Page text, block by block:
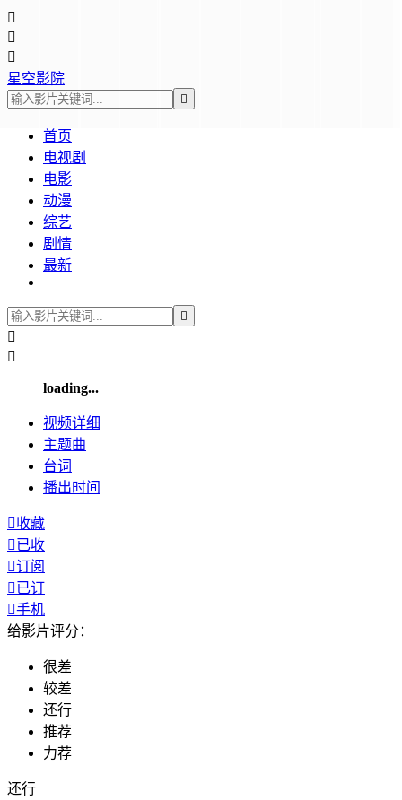



星空影院

首页
电视剧
电影
动漫
综艺
剧情
最新



loading...
视频详细
主题曲
台词
播出时间
收藏
已收
订阅
已订
手机
给影片评分：
很差
较差
还行
推荐
力荐
还行